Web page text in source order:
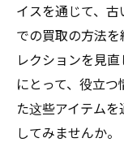
イスを通じて、
での買取の方法
レクションを見
にとって、役立
た这些アイテム
してみませんか。